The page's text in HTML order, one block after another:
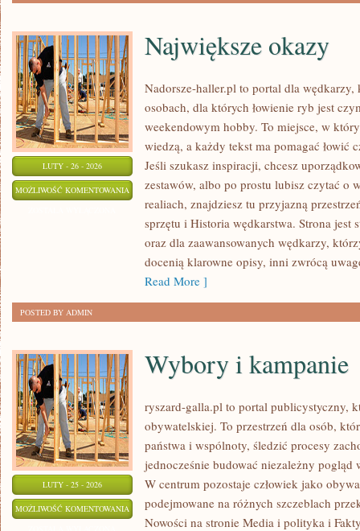
LUTY - 26 - 2026
MOŻLIWOŚĆ KOMENTOWANIA NAJWIĘKSZE
OKAZY
Największe okazy
Nadorsze-haller.pl to portal dla wędkarzy,
osobach, dla których łowienie ryb jest
weekendowym hobby. To miejsce, w
wiedzą, a każdy tekst ma pomagać łowić
Jeśli szukasz inspiracji, chcesz
zestawów, albo po prostu lubisz czytać o
realiach, znajdziesz tu przyjazną
sprzętu i Historia wędkarstwa. Strona jest
oraz dla zaawansowanych wędkarzy,
docenią klarowne opisy, inni zwrócą
Read More ]
POSTED BY ADMIN
LUTY - 25 - 2026
MOŻLIWOŚĆ KOMENTOWANIA WYBORY
Wybory i kampanie
ryszard-galla.pl to portal publicystyczny,
obywatelskiej. To przestrzeń dla osób,
państwa i wspólnoty, śledzić procesy
jednocześnie budować niezależny
W centrum pozostaje człowiek jako
podejmowane na różnych szczeblach
Nowości na stronie Media i polityka i